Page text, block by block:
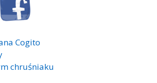
Cogito
chruśniaku